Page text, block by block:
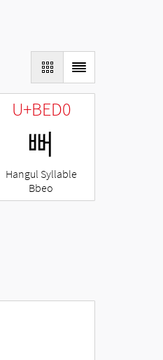
U+BED0
뻐
Hangul Syllable
Bbeo